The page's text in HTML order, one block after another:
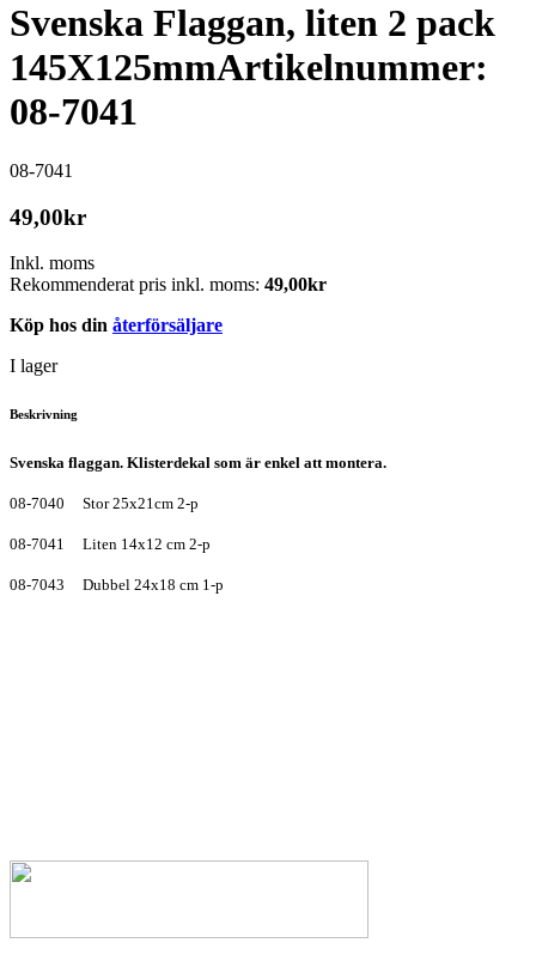
Svenska Flaggan, liten 2 pack
145X125mmArtikelnummer:
08-7041
08-7041
49,00kr
Inkl. moms
Rekommenderat pris inkl. moms: 49,00kr
Köp hos din återförsäljare
I lager
Beskrivning
Svenska flaggan. Klisterdekal som är enkel att montera.
08-7040 Stor 25x21cm 2-p
08-7041 Liten 14x12 cm 2-p
08-7043 Dubbel 24x18 cm 1-p